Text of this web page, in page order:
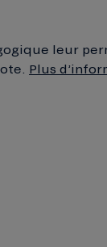
leur
Plus